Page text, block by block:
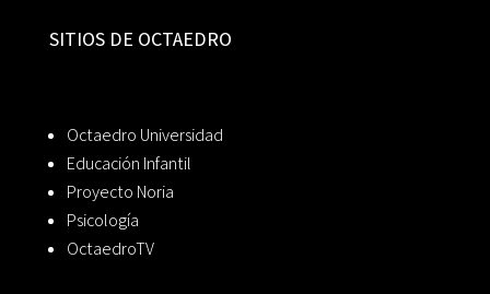
SITIOS DE OCTAEDRO
Octaedro Universidad
Educación Infantil
Proyecto Noria
Psicología
OctaedroTV